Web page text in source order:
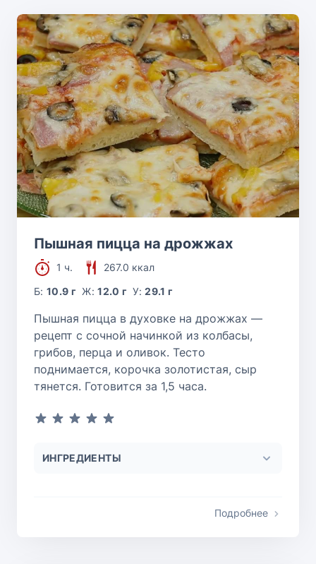
Пышная пицца на дрожжах
1 ч.
267.0 ккал
Б:10.9 г Ж:12.0 г У:29.1 г
Пышная пицца в духовке на дрожжах —
рецепт с сочной начинкой из колбасы,
грибов, перца и оливок. Тесто
поднимается, корочка золотистая, сыр
тянется. Готовится за 1,5 часа.
ИНГРЕДИЕНТЫ
Подробнее